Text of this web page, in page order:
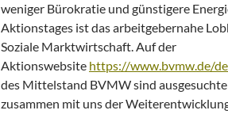
weniger Bürokratie und günstigere
Aktionstages ist das arbeitgebernahe
Soziale Marktwirtschaft. Auf der
Aktionswebsite https://www.bvmw.de/
des Mittelstand BVMW sind
zusammen mit uns der